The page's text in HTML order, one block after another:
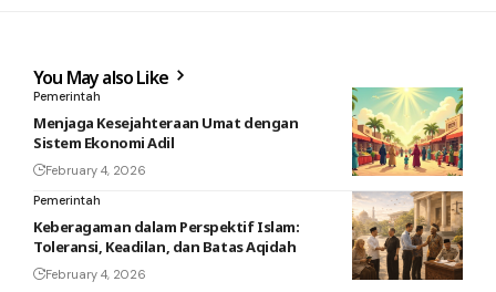
You May also Like
Pemerintah
Menjaga Kesejahteraan Umat dengan
Sistem Ekonomi Adil
February 4, 2026
Pemerintah
Keberagaman dalam Perspektif Islam:
Toleransi, Keadilan, dan Batas Aqidah
February 4, 2026